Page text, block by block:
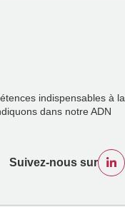
indispensables à la
dans notre ADN
Suivez-nous sur